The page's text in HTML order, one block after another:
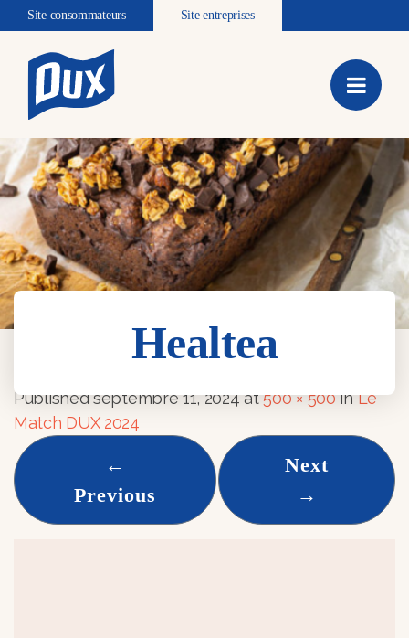
Site consommateurs Site entreprises
Healtea
Healtea
Publishedseptembre 11, 2024at500 × 500inLe
Match DUX 2024
←
Previous
Next
→